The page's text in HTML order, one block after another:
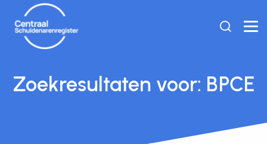
Zoekresultaten voor: BPCE